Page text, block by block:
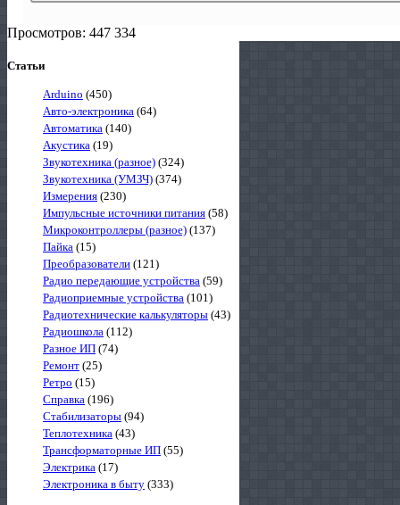
Просмотров: 447 334
Статьи
Arduino (450)
Авто-электроника (64)
Автоматика (140)
Акустика (19)
Звукотехника (разное) (324)
Звукотехника (УМЗЧ) (374)
Измерения (230)
Импульсные источники питания (58)
Микроконтроллеры (разное) (137)
Пайка (15)
Преобразователи (121)
Радио передающие устройства (59)
Радиоприемные устройства (101)
Радиотехнические калькуляторы (43)
Радиошкола (112)
Разное ИП (74)
Ремонт (25)
Ретро (15)
Справка (196)
Стабилизаторы (94)
Теплотехника (43)
Трансформаторные ИП (55)
Электрика (17)
Электроника в быту (333)